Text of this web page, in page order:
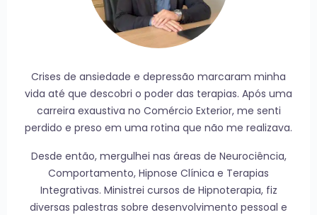
Crises de ansiedade e depressão marcaram minha
vida até que descobri o poder das terapias. Após uma
carreira exaustiva no Comércio Exterior, me senti
perdido e preso em uma rotina que não me realizava.
Desde então, mergulhei nas áreas de Neurociência,
Comportamento, Hipnose Clínica e Terapias
Integrativas. Ministrei cursos de Hipnoterapia, fiz
diversas palestras sobre desenvolvimento pessoal e